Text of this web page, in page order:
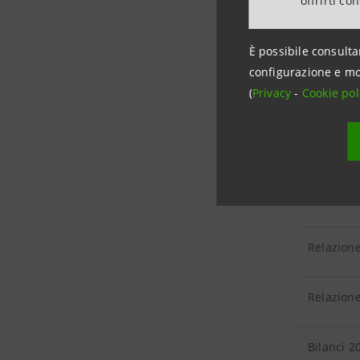
È possibile
configurazione e
(Privacy- Cookie
Bilanci